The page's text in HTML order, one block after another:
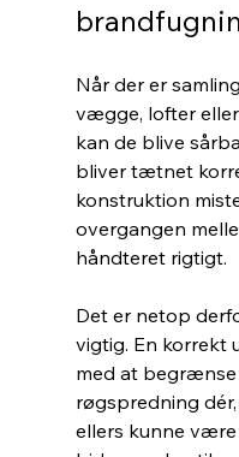
Når der er
vægge, lofter
kan de blive
bliver tætnet
konstruktion
overgangen
håndteret rigtigt.
Det er netop
vigtig. En
med at
røgspredning
ellers kunne være